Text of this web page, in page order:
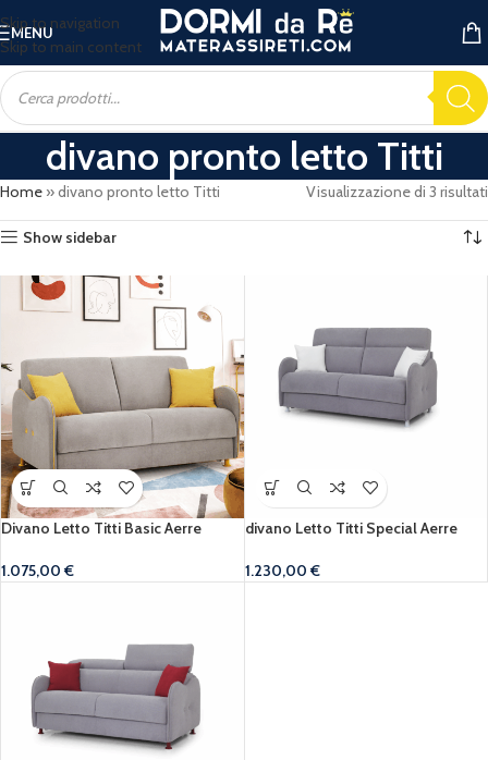
Skip to navigation
Skip to main content
MENU
divano pronto letto Titti
Home »divano pronto letto Titti Visualizzazione di 3 risultati
Show sidebar
Divano Letto Titti Basic Aerre
1.075,00€
divano Letto Titti Special Aerre
1.230,00€